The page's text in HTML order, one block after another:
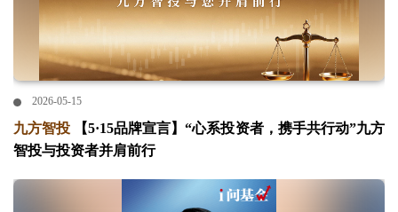
2026-05-15
九方智投
【5·15品牌宣言】“心系投资者，携手共行动”九方
智投与投资者并肩前行